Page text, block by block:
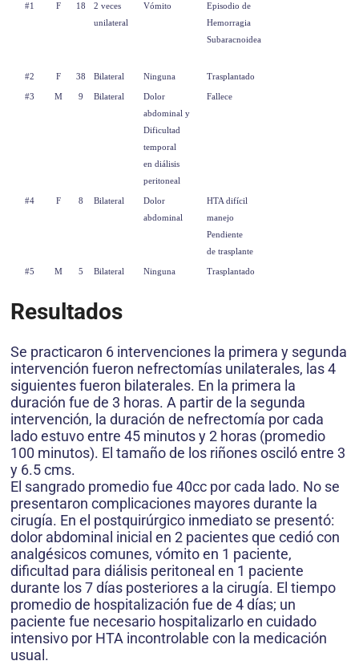
#1 F 18
2 veces
unilateral
Vómito
Episodio de
Hemorragia
Subaracnoidea
#2 F 38 Bilateral Ninguna Trasplantado
#3 M 9 Bilateral
Dolor
abdominal y
Dificultad
temporal
en diálisis
peritoneal
Fallece
#4 F 8 Bilateral
Dolor
abdominal
HTA difícil
manejo
Pendiente
de trasplante
#5 M 5 Bilateral Ninguna Trasplantado
Resultados
Se practicaron 6 intervenciones la primera y segunda
intervención fueron nefrectomías unilaterales, las 4
siguientes fueron bilaterales. En la primera la
duración fue de 3 horas. A partir de la segunda
intervención, la duración de nefrectomía por cada
lado estuvo entre 45 minutos y 2 horas (promedio
100 minutos). El tamaño de los riñones osciló entre 3
y 6.5 cms.
El sangrado promedio fue 40cc por cada lado. No se
presentaron complicaciones mayores durante la
cirugía. En el postquirúrgico inmediato se presentó:
dolor abdominal inicial en 2 pacientes que cedió con
analgésicos comunes, vómito en 1 paciente,
dificultad para diálisis peritoneal en 1 paciente
durante los 7 días posteriores a la cirugía. El tiempo
promedio de hospitalización fue de 4 días; un
paciente fue necesario hospitalizarlo en cuidado
intensivo por HTA incontrolable con la medicación
usual.